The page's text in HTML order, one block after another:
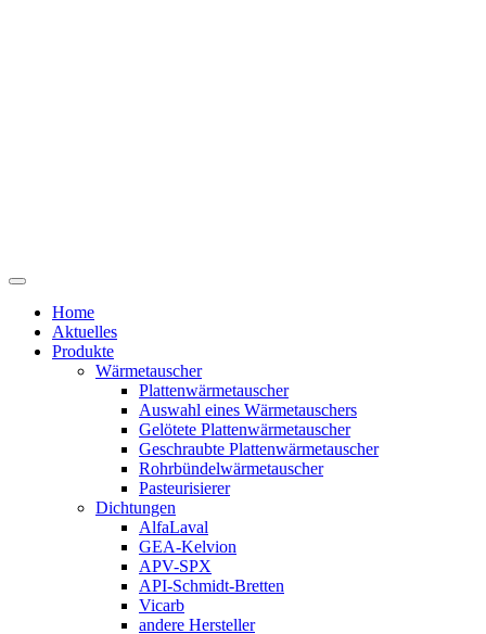
Home
Aktuelles
Produkte
Wärmetauscher
Plattenwärmetauscher
Auswahl eines Wärmetauschers
Gelötete Plattenwärmetauscher
Geschraubte Plattenwärmetauscher
Rohrbündelwärmetauscher
Pasteurisierer
Dichtungen
AlfaLaval
GEA-Kelvion
APV-SPX
API-Schmidt-Bretten
Vicarb
andere Hersteller